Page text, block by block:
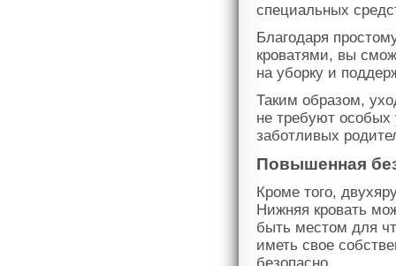
специальных
Благодаря
кроватями, вы
на уборку и
Таким образом,
не требуют
заботливых
Повышенная
Кроме того,
Нижняя кровать
быть местом для
иметь свое